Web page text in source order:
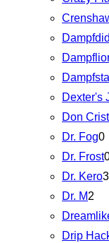
Dexter's
Don
Dr. Fog0
Dr. Frost
Dr. Kero3
Dr. M2
Drip